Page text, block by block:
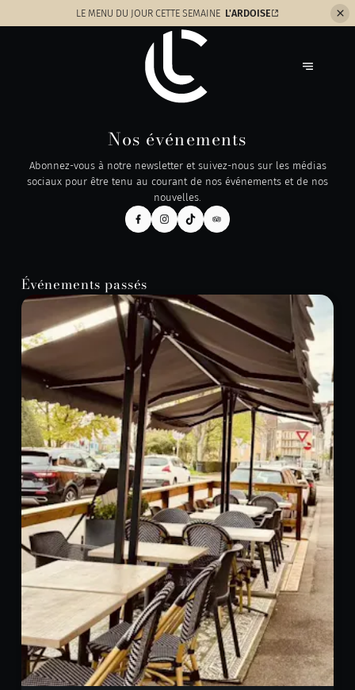
LE MENU DU JOUR CETTE SEMAINE L'ARDOISE
Nos événements
Abonnez-vous à notre newsletter et suivez-nous sur les médias
sociaux pour être tenu au courant de nos événements et de nos
nouvelles.
Événements passés